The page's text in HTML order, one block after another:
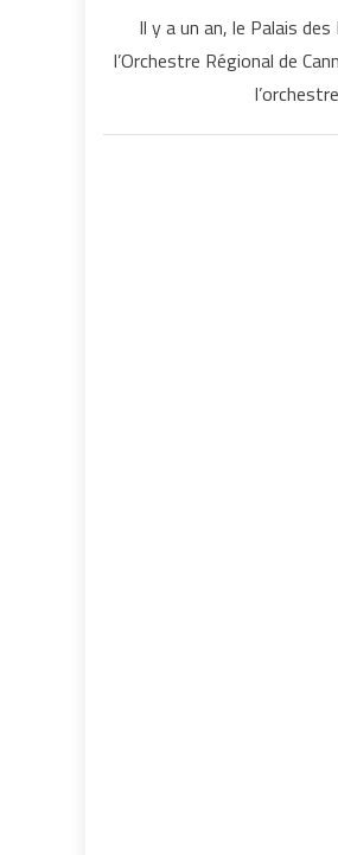
Il y a un an, le Palais
l’Orchestre Régional de